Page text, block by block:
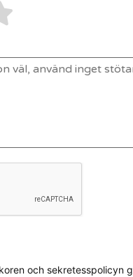
och sekretesspolicyn